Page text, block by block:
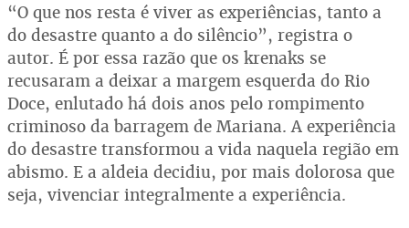
“O que nos resta é viver as experiências, tanto a
do desastre quanto a do silêncio”, registra o
autor. É por essa razão que os krenaks se
recusaram a deixar a margem esquerda do Rio
Doce, enlutado há dois anos pelo rompimento
criminoso da barragem de Mariana. A experiência
do desastre transformou a vida naquela região em
abismo. E a aldeia decidiu, por mais dolorosa que
seja, vivenciar integralmente a experiência.